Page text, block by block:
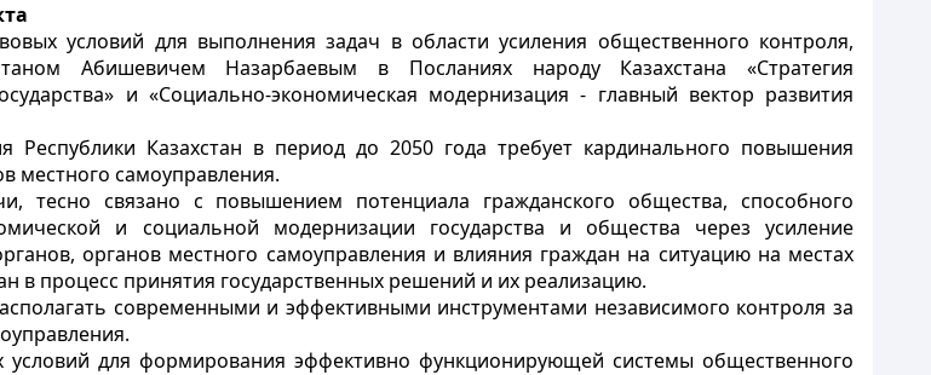
условий для выполнения задач в области усиления общественного контроля,
Абишевичем Назарбаевым в Посланиях народу Казахстана «Стратегия
и «Социально-экономическая модернизация - главный вектор развития
Республики Казахстан в период до 2050 года требует кардинального повышения
местного самоуправления.
тесно связано с повышением потенциала гражданского общества, способного
и социальной модернизации государства и общества через усиление
органов местного самоуправления и влияния граждан на ситуацию на местах
в процесс принятия государственных решений и их реализацию.
современными и эффективными инструментами независимого контроля за
условий для формирования эффективно функционирующей системы общественного